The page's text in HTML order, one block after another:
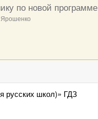
по новой программе
Ярошенко
русских школ)» ГДЗ